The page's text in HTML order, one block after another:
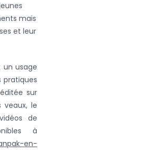
mais
et leur
usage
sur
veaux, le
de
à
en-